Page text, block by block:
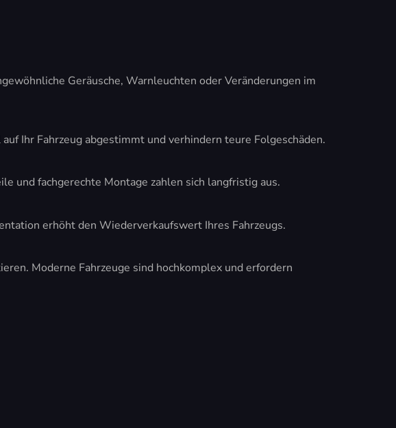
Geräusche, Warnleuchten oder Veränderungen im
Ihr Fahrzeug abgestimmt und verhindern teure Folgeschäden.
und fachgerechte Montage zahlen sich langfristig aus.
erhöht den Wiederverkaufswert Ihres Fahrzeugs.
Moderne Fahrzeuge sind hochkomplex und erfordern